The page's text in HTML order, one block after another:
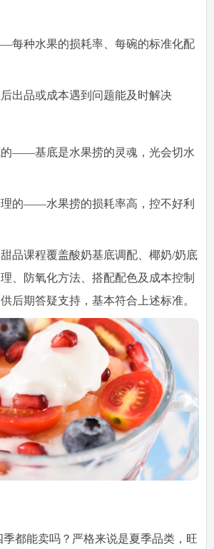
每种水果的损耗率、每碗的标准化配
出品或成本遇到问题能及时解决
的——基底是水果捞的灵魂，光会切水
的——水果捞的损耗率高，控不好利
品课程覆盖酸奶基底调配、椰奶/奶底
、防氧化方法、搭配配色及成本控制
后期答疑支持，基本符合上述标准。
都能卖吗？ 严格来说是夏季品类，旺